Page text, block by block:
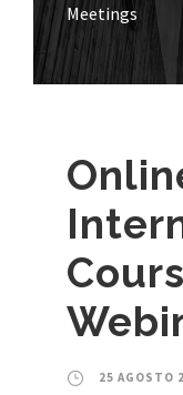
Meetings
25 AGOSTO